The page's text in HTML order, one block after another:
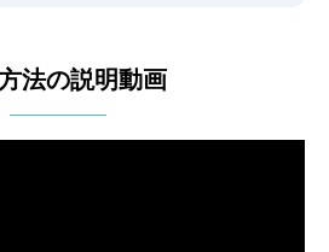
法の説明動画